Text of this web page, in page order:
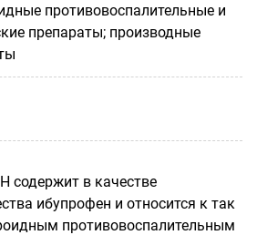
противовоспалительные и
препараты; производные
содержит в качестве
ибупрофен и относится к так
противовоспалительным